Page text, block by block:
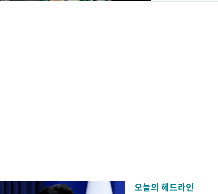
오늘의 헤드라인